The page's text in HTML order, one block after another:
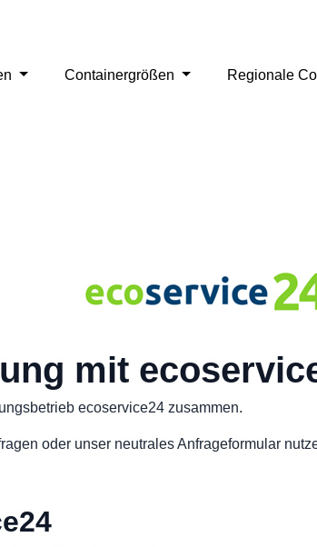
Containergrößen Regionale
mit
ecoservice24 zusammen.
oder unser neutrales Anfrageformular